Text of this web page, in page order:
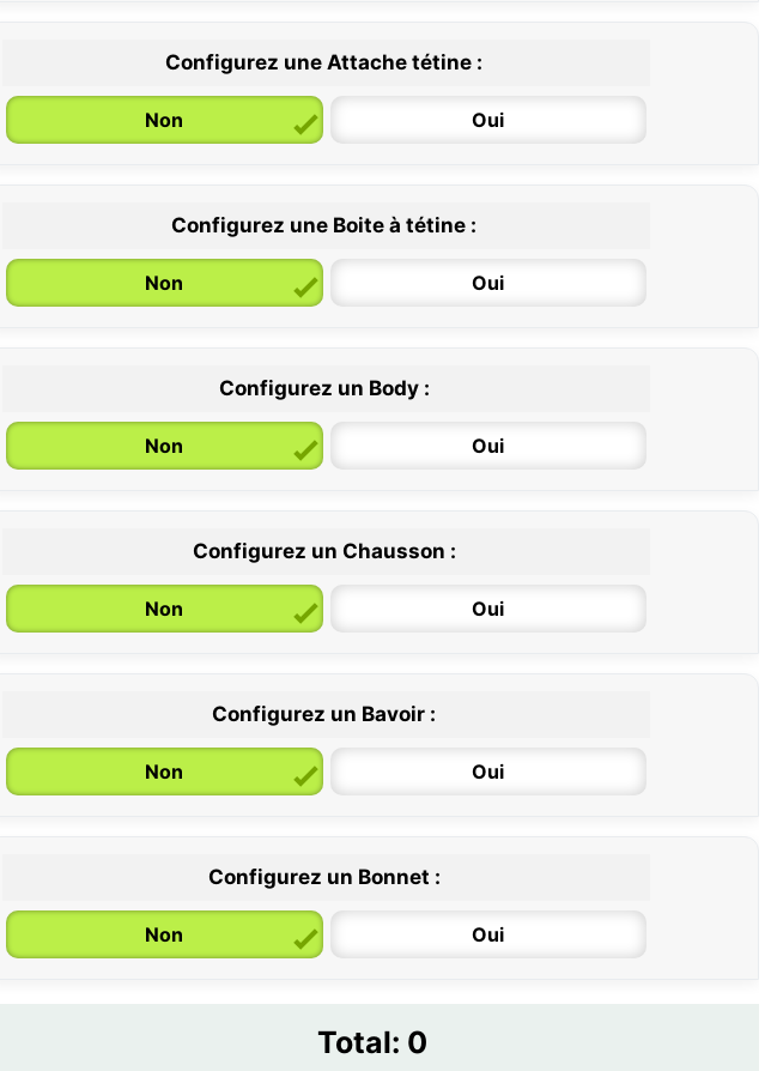
0 / 6 mois
Configurez une Attache tétine :
Non Oui
Configurez une Boite à tétine :
Non Oui
Configurez un Body :
Non Oui
6 / 12 mois
Configurez un Chausson :
Non Oui
Configurez un Bavoir :
Non Oui
Configurez un Bonnet :
Non Oui
Total: 0